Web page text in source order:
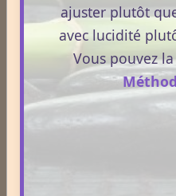
Aphrodisiaque
Asthme
ajuster plutôt
avec lucidité
Vous pouvez